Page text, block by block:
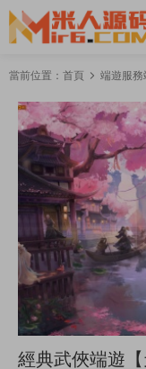
當前位置： 首頁 端遊服務
經典武俠端遊